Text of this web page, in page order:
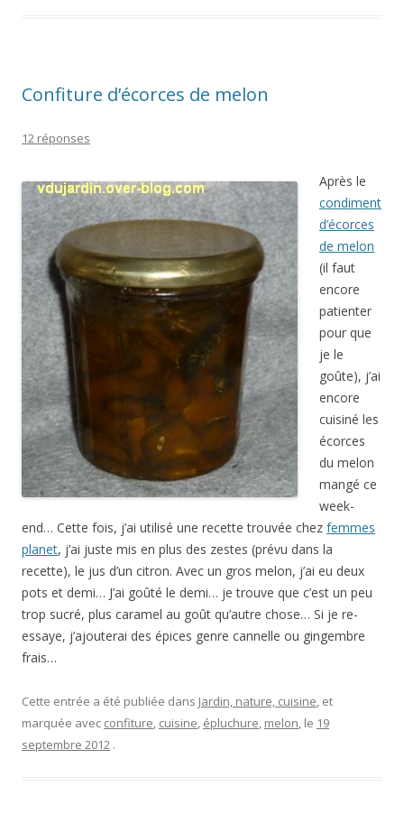
Confiture d’écorces de melon
12 réponses
Après le
condiment
d’écorces
de melon
(il faut
encore
patienter
pour que
je le
goûte), j’ai
encore
cuisiné les
écorces
du melon
mangé ce
week-
end… Cette fois, j’ai utilisé une recette trouvée chez femmes
planet, j’ai juste mis en plus des zestes (prévu dans la
recette), le jus d’un citron. Avec un gros melon, j’ai eu deux
pots et demi… J’ai goûté le demi… je trouve que c’est un peu
trop sucré, plus caramel au goût qu’autre chose… Si je re-
essaye, j’ajouterai des épices genre cannelle ou gingembre
frais…
Cette entrée a été publiée dans Jardin, nature, cuisine, et
marquée avec confiture, cuisine, épluchure, melon, le 19
septembre 2012 .